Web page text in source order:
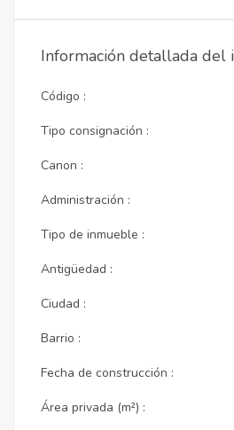
Información detallada del
Código :
Tipo consignación :
Canon :
Administración :
Tipo de inmueble :
Antigüedad :
Ciudad :
Barrio :
Fecha de construcción :
Área privada (m²) :